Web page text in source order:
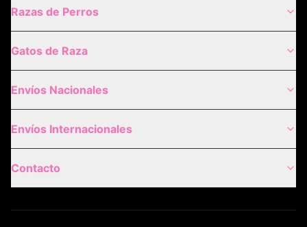
Razas de Perros
Gatos de Raza
Envíos Nacionales
Envíos Internacionales
Contacto